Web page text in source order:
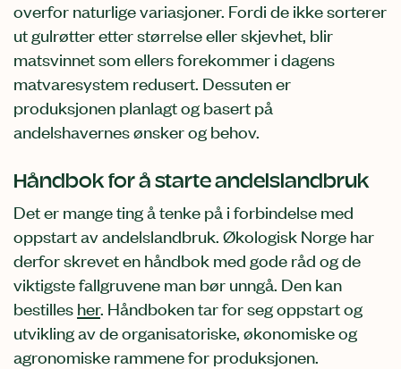
overfor naturlige variasjoner. Fordi de ikke sorterer
ut gulrøtter etter størrelse eller skjevhet, blir
matsvinnet som ellers forekommer i dagens
matvaresystem redusert. Dessuten er
produksjonen planlagt og basert på
andelshavernes ønsker og behov.
Håndbok for å starte andelslandbruk
Det er mange ting å tenke på i forbindelse med
oppstart av andelslandbruk. Økologisk Norge har
derfor skrevet en håndbok med gode råd og de
viktigste fallgruvene man bør unngå. Den kan
bestilles her. Håndboken tar for seg oppstart og
utvikling av de organisatoriske, økonomiske og
agronomiske rammene for produksjonen.